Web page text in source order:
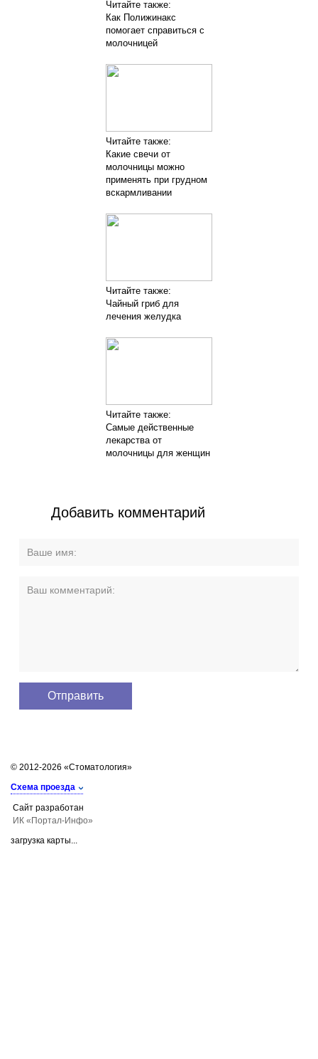
Читайте также:
Как Полижинакс
помогает справиться с
молочницей
Читайте также:
Какие свечи от
молочницы можно
применять при грудном
вскармливании
Читайте также:
Чайный гриб для
лечения желудка
Читайте также:
Самые действенные
лекарства от
молочницы для женщин
Добавить комментарий
© 2012-2026 «Стоматология»
Схема проезда
Сайт разработан
ИК «Портал-Инфо»
загрузка карты...